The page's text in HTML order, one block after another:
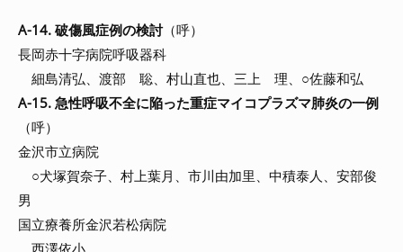
A-14. 破傷風症例の検討（呼）
長岡赤十字病院呼吸器科
細島清弘、渡部 聡、村山直也、三上 理、○佐藤和弘
A-15. 急性呼吸不全に陥った重症マイコプラズマ肺炎の一例
（呼）
金沢市立病院
○犬塚賀奈子、村上葉月、市川由加里、中積泰人、安部俊
男
国立療養所金沢若松病院
西澤依小